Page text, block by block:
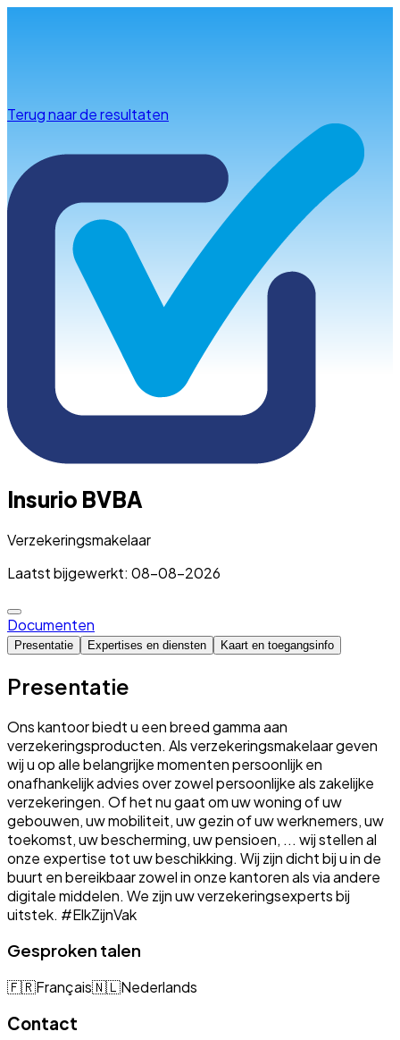
Terug naar de resultaten
Insurio BVBA
Verzekeringsmakelaar
Laatst bijgewerkt: 08-08-2026
Documenten
Presentatie Expertises en diensten Kaart en toegangsinfo
Presentatie
Ons kantoor biedt u een breed gamma aan
verzekeringsproducten. Als verzekeringsmakelaar geven
wij u op alle belangrijke momenten persoonlijk en
onafhankelijk advies over zowel persoonlijke als zakelijke
verzekeringen. Of het nu gaat om uw woning of uw
gebouwen, uw mobiliteit, uw gezin of uw werknemers, uw
toekomst, uw bescherming, uw pensioen, ... wij stellen al
onze expertise tot uw beschikking. Wij zijn dicht bij u in de
buurt en bereikbaar zowel in onze kantoren als via andere
digitale middelen. We zijn uw verzekeringsexperts bij
uitstek. #ElkZijnVak
Gesproken talen
🇫🇷Français🇳🇱Nederlands
Contact